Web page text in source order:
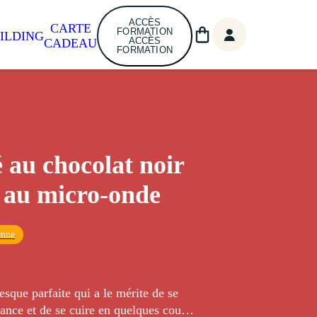
CARTE
CADEAU
ACCÈS
FORMATION
ACCÈS
FORMATION
au chocolat noir
micro-onde
parfaite qui a le mérite de se
et de se cuire en quelques coups